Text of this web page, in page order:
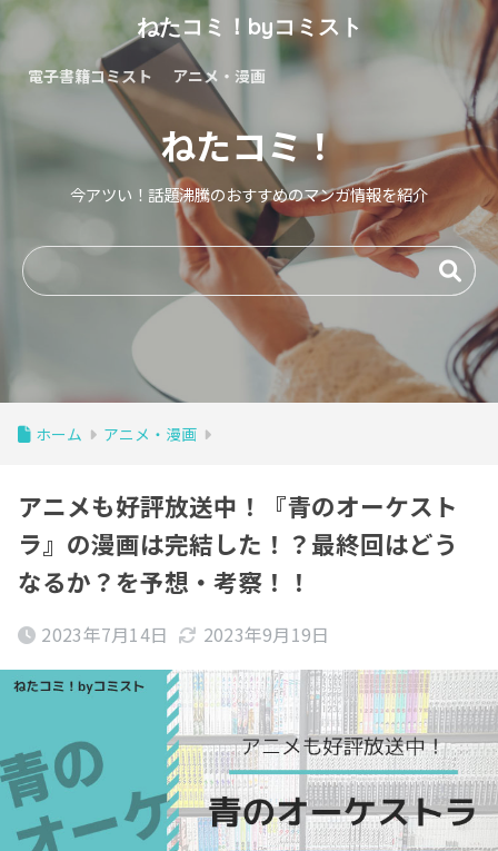
ねたコミ！byコミスト
電子書籍コミスト アニメ・漫画
ねたコミ！
今アツい！話題沸騰のおすすめのマンガ情報を紹介
ホーム アニメ・漫画
アニメも好評放送中！『青のオーケスト
ラ』の漫画は完結した！？最終回はどう
なるか？を予想・考察！！
2023年7月14日 2023年9月19日